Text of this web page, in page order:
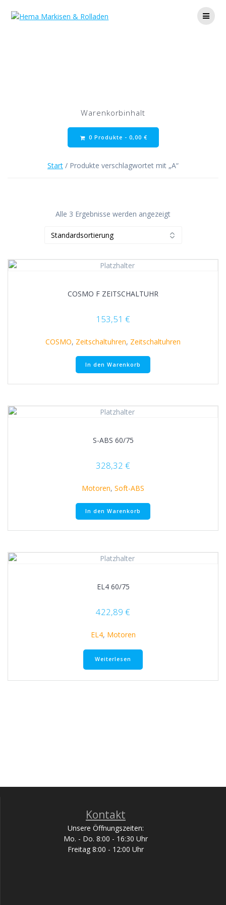
Warenkorbinhalt
0 Produkte - 0,00 €
Start / Produkte verschlagwortet mit „A“
Alle 3 Ergebnisse werden angezeigt
COSMO F ZEITSCHALTUHR
153,51 €
COSMO, Zeitschaltuhren, Zeitschaltuhren
In den Warenkorb
S-ABS 60/75
328,32 €
Motoren, Soft-ABS
In den Warenkorb
EL4 60/75
422,89 €
EL4, Motoren
Weiterlesen
Kontakt
Unsere Öffnungszeiten:
Mo. - Do. 8:00 - 16:30 Uhr
Freitag 8:00 - 12:00 Uhr